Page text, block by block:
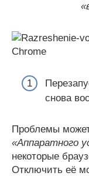
снова
Проблемы
«Аппаратного
некоторые
Отключить её